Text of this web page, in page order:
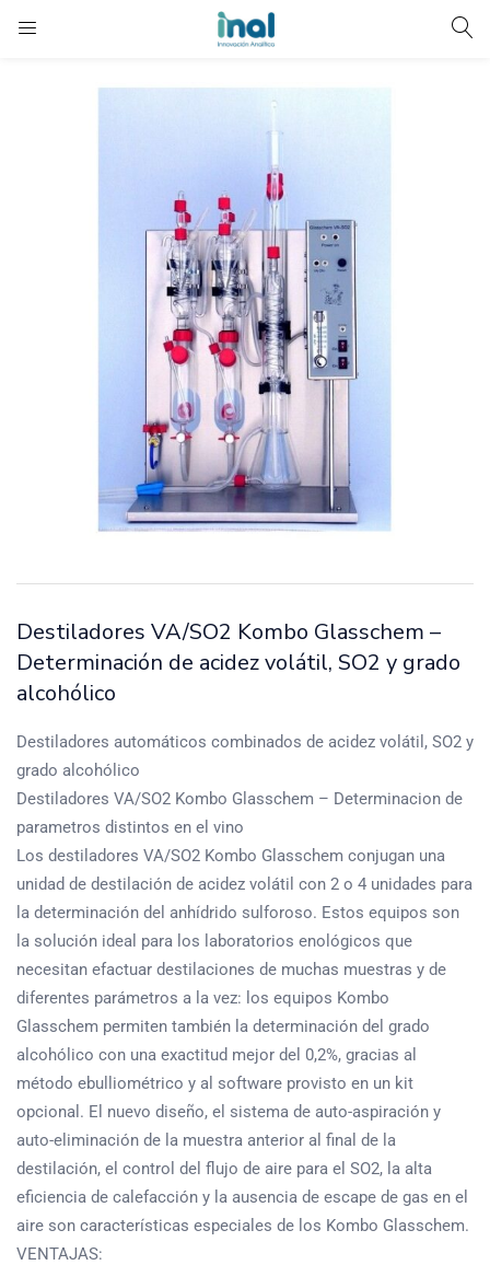
Destiladores VA/SO2 Kombo Glasschem –
Determinación de acidez volátil, SO2 y grado
alcohólico
Destiladores automáticos combinados de acidez volátil, SO2 y
grado alcohólico
Destiladores VA/SO2 Kombo Glasschem – Determinacion de
parametros distintos en el vino
Los destiladores VA/SO2 Kombo Glasschem conjugan una
unidad de destilación de acidez volátil con 2 o 4 unidades para
la determinación del anhídrido sulforoso. Estos equipos son
la solución ideal para los laboratorios enológicos que
necesitan efactuar destilaciones de muchas muestras y de
diferentes parámetros a la vez: los equipos Kombo
Glasschem permiten también la determinación del grado
alcohólico con una exactitud mejor del 0,2%, gracias al
método ebulliométrico y al software provisto en un kit
opcional. El nuevo diseño, el sistema de auto-aspiración y
auto-eliminación de la muestra anterior al final de la
destilación, el control del flujo de aire para el SO2, la alta
eficiencia de calefacción y la ausencia de escape de gas en el
aire son características especiales de los Kombo Glasschem.
VENTAJAS: